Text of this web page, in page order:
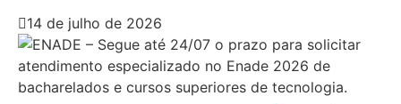
14 de julho de 2026